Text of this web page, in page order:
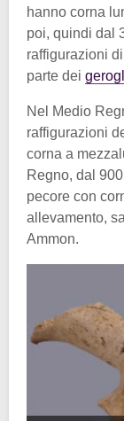
hanno corna
poi, quindi dal
raffigurazioni di
parte dei
Nel Medio
raffigurazioni
corna a
Regno, dal
pecore con
allevamento,
Ammon.